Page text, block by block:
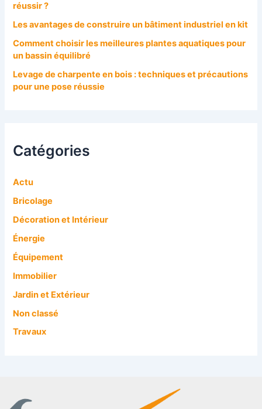
réussir ?
Les avantages de construire un bâtiment industriel en kit
Comment choisir les meilleures plantes aquatiques pour
un bassin équilibré
Levage de charpente en bois : techniques et précautions
pour une pose réussie
Catégories
Actu
Bricolage
Décoration et Intérieur
Énergie
Équipement
Immobilier
Jardin et Extérieur
Non classé
Travaux